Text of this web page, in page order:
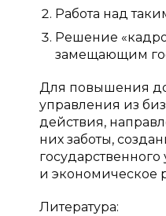
Работа над
Решение
замещающим
Для повышения
управления из
действия,
них заботы,
и экономическое
Литература: